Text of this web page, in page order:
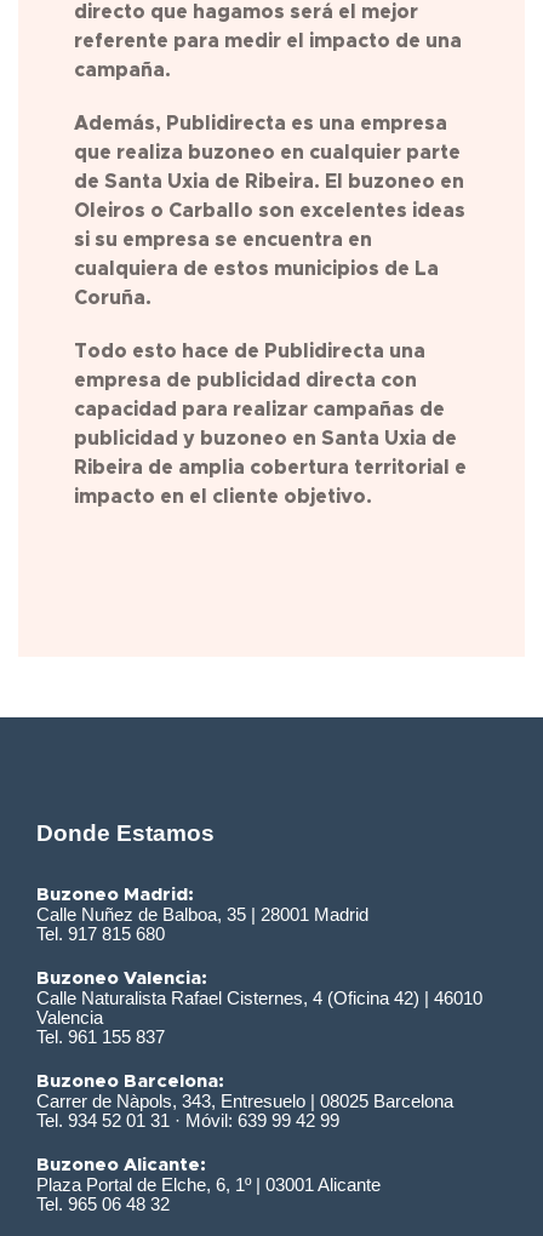
directo que hagamos será el mejor
referente para medir el impacto de una
campaña.
Además, Publidirecta es una empresa
que realiza buzoneo en cualquier parte
de Santa Uxia de Ribeira. El buzoneo en
Oleiros o Carballo son excelentes ideas
si su empresa se encuentra en
cualquiera de estos municipios de La
Coruña.
Todo esto hace de Publidirecta una
empresa de publicidad directa con
capacidad para realizar campañas de
publicidad y buzoneo en Santa Uxia de
Ribeira de amplia cobertura territorial e
impacto en el cliente objetivo.
Donde Estamos
Buzoneo Madrid:
Calle Nuñez de Balboa, 35 | 28001 Madrid
Tel. 917 815 680
Buzoneo Valencia:
Calle Naturalista Rafael Cisternes, 4 (Oficina 42) | 46010
Valencia
Tel. 961 155 837
Buzoneo Barcelona:
Carrer de Nàpols, 343, Entresuelo | 08025 Barcelona
Tel. 934 52 01 31 · Móvil: 639 99 42 99
Buzoneo Alicante:
Plaza Portal de Elche, 6, 1º | 03001 Alicante
Tel. 965 06 48 32